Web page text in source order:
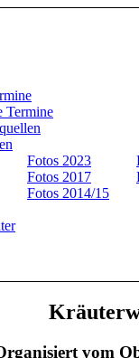
Termine
Fotos 2023
Fotos 2017
Fotos 2014/15
vom